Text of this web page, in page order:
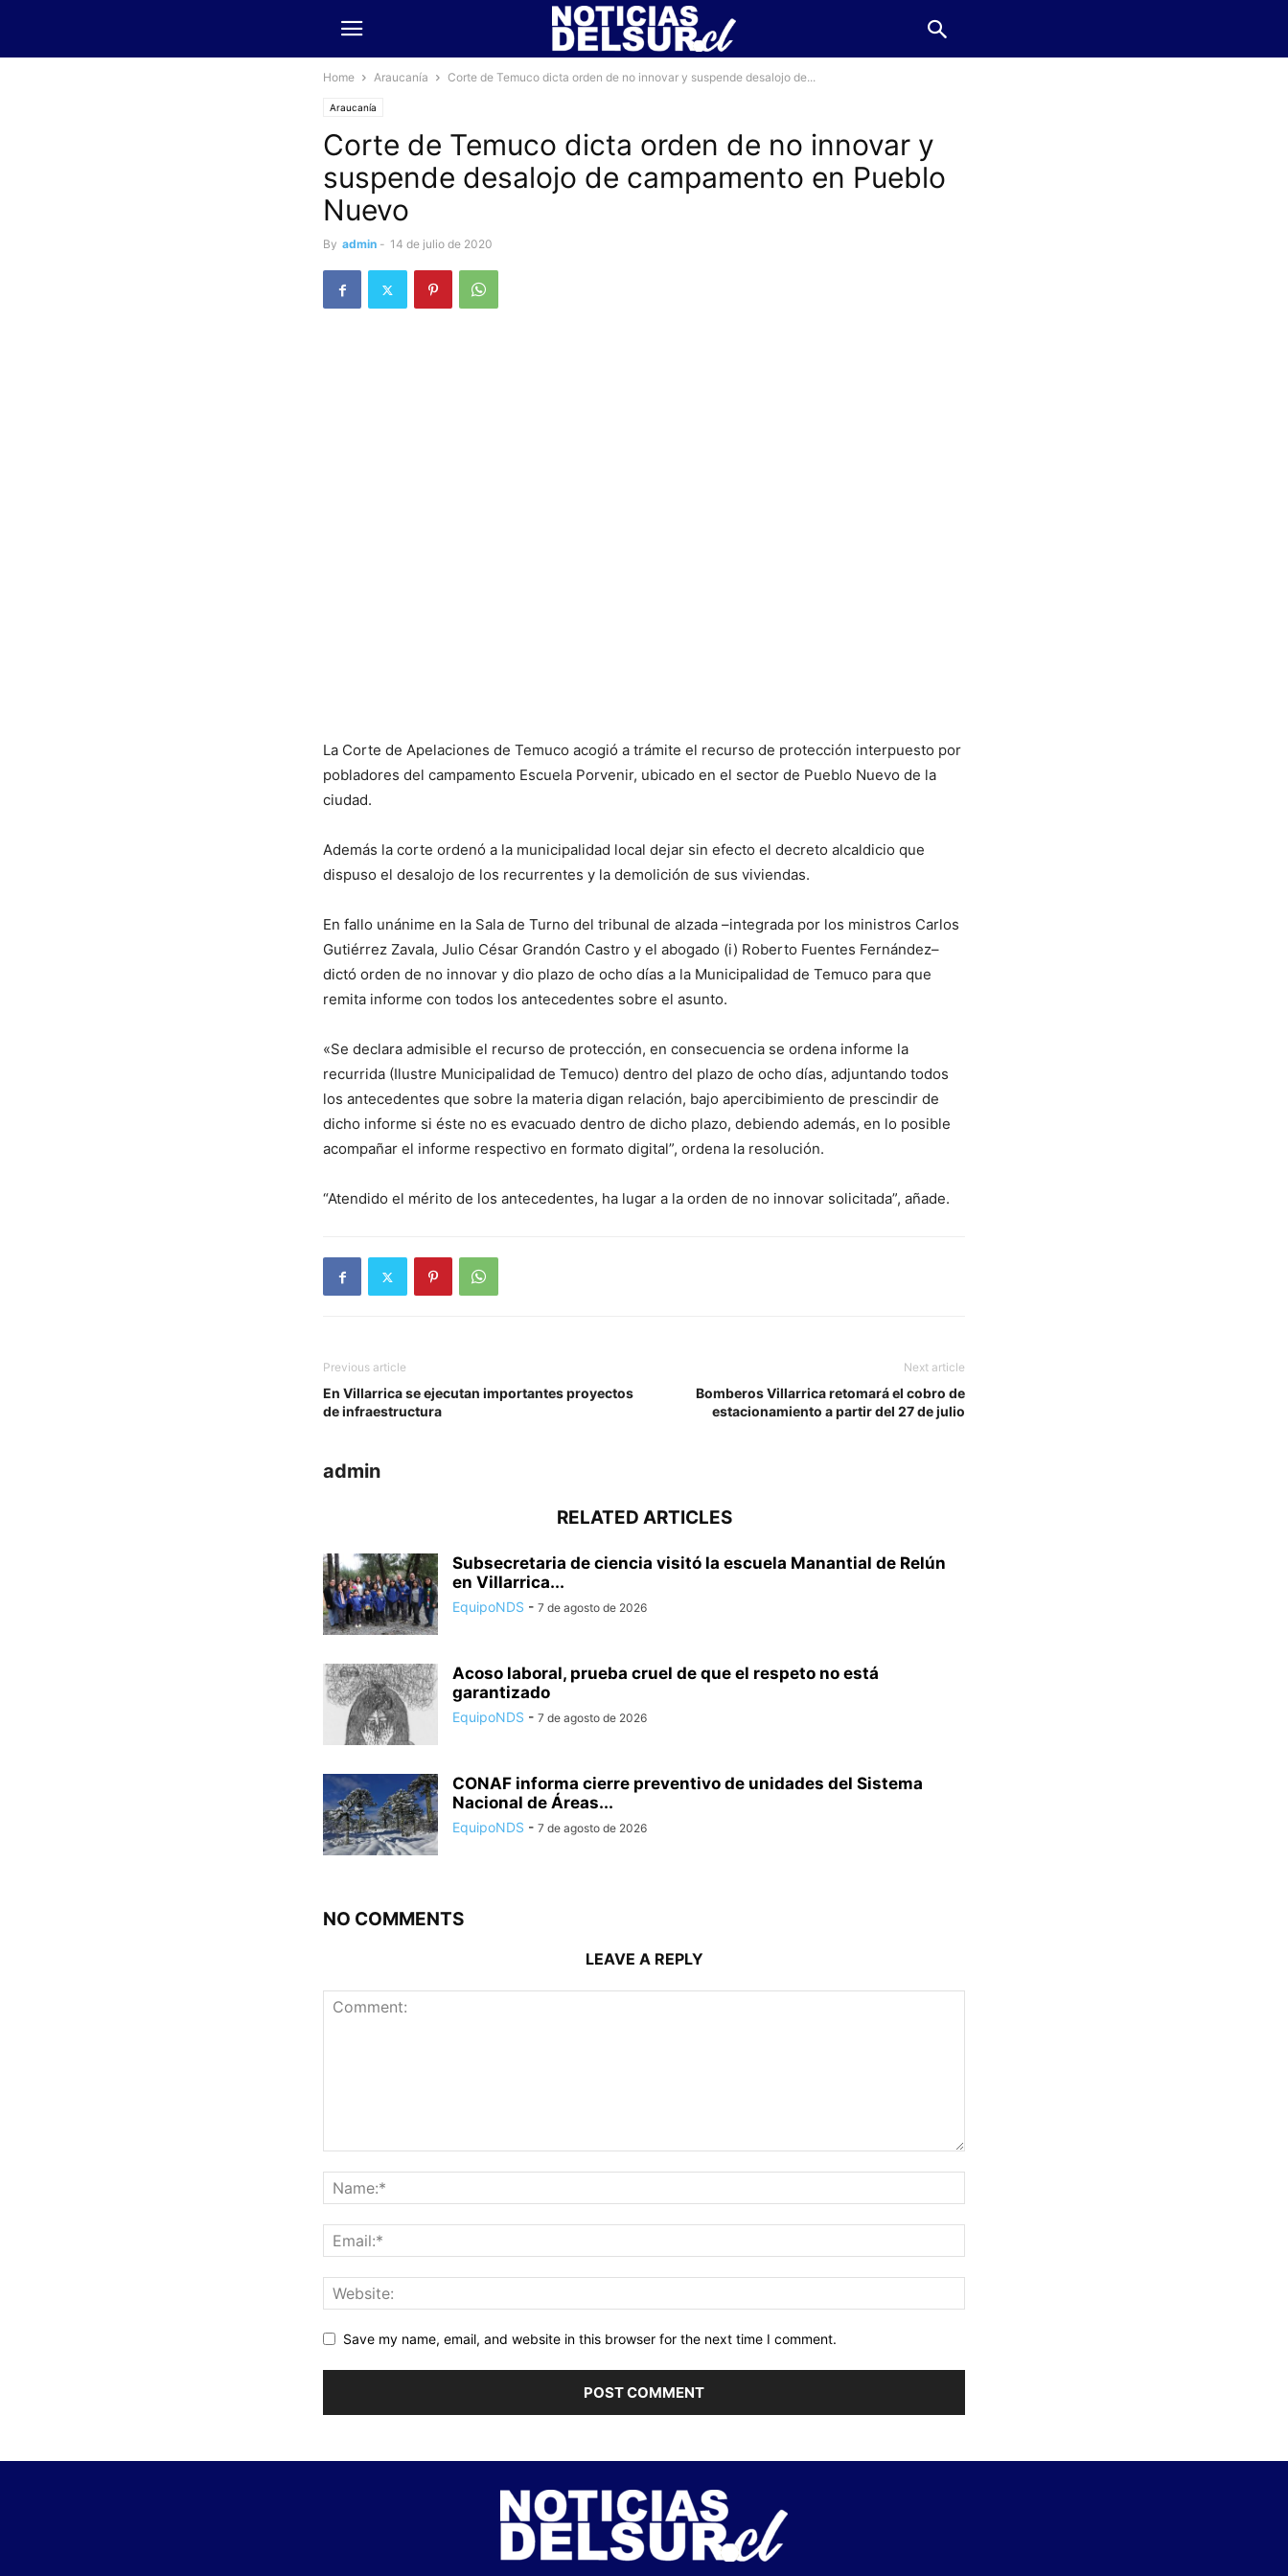
Home Araucanía Corte de Temuco dicta orden de no innovar y suspende desalojo de...
Araucanía
Corte de Temuco dicta orden de no innovar y
suspende desalojo de campamento en Pueblo
Nuevo
By admin - 14 de julio de 2020
La Corte de Apelaciones de Temuco acogió a trámite el recurso de protección interpuesto por
pobladores del campamento Escuela Porvenir, ubicado en el sector de Pueblo Nuevo de la
ciudad.
Además la corte ordenó a la municipalidad local dejar sin efecto el decreto alcaldicio que
dispuso el desalojo de los recurrentes y la demolición de sus viviendas.
En fallo unánime en la Sala de Turno del tribunal de alzada –integrada por los ministros Carlos
Gutiérrez Zavala, Julio César Grandón Castro y el abogado (i) Roberto Fuentes Fernández–
dictó orden de no innovar y dio plazo de ocho días a la Municipalidad de Temuco para que
remita informe con todos los antecedentes sobre el asunto.
«Se declara admisible el recurso de protección, en consecuencia se ordena informe la
recurrida (Ilustre Municipalidad de Temuco) dentro del plazo de ocho días, adjuntando todos
los antecedentes que sobre la materia digan relación, bajo apercibimiento de prescindir de
dicho informe si éste no es evacuado dentro de dicho plazo, debiendo además, en lo posible
acompañar el informe respectivo en formato digital”, ordena la resolución.
“Atendido el mérito de los antecedentes, ha lugar a la orden de no innovar solicitada”, añade.
Previous article
En Villarrica se ejecutan importantes proyectos
de infraestructura
Next article
Bomberos Villarrica retomará el cobro de
estacionamiento a partir del 27 de julio
admin
RELATED ARTICLES
Subsecretaria de ciencia visitó la escuela Manantial de Relún
en Villarrica...
EquipoNDS - 7 de agosto de 2026
Acoso laboral, prueba cruel de que el respeto no está
garantizado
EquipoNDS - 7 de agosto de 2026
CONAF informa cierre preventivo de unidades del Sistema
Nacional de Áreas...
EquipoNDS - 7 de agosto de 2026
NO COMMENTS
LEAVE A REPLY
Save my name, email, and website in this browser for the next time I comment.